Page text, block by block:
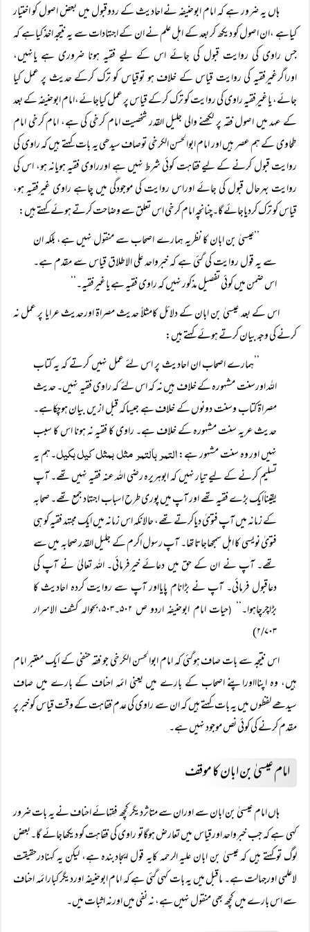
ہاں یہ ضرور ہے کہ امام ابوحنیفہ نے احادیث کے ردوقبول میں بعض اصول کو اختیار
کیاہے ،ان اصول کو دیکھ کر بعد کے اہل علم نے ان کے اجتہادات سے یہ نتیجہ اخذ کیاہے کہ
جس راوی کی روایت قبول کی جائے اس کے لیے فقیہ ہونا ضروری ہے یانہیں،
اوراگرغیرفقیہ کی روایت قیاس کے خلاف ہو توقیاس کو ترک کرکے حدیث پر عمل کیا
جائے، یاغیرفقیہ راوی کی روایت کو ترک کرکے قیاس پر عمل کیاجائے،امام ابوحنیفہ کے بعد
کے عہد میں اصول فقہ پر لکھنے والی جلیل القدر شخصیت امام کرخی کی ہے، امام کرخی امام
طحاوی کے ہم عصر ہیں اور امام ابوالحسن الکرخی توصاف سیدھی یہ بات کہتے ہیں کہ راوی کی
روایت قبول کرنے کے لیے فقاہت کوئی شرط نہیں ہے اورراوی فقیہ ہویانہ ہو، اس کی
روایت بہرحال قبول کی جائے اوراس روایت کی موجودگی میں چاہے راوی غیرفقیہ ہو،
قیاس کو ترک کردیاجائے گا۔چنانچہ امام کرخی اس تعلق سے وضاحت کرتے ہوئے کہتے ہیں:
’’عیسیٰ بن ابان کا نظریہ ہمارے اصحاب سے منقول نہیں ہے، بلکہ ان
سے یہ قول روایت کی گئی ہے کہ خبرواحد علی الاطلاق قیاس سے مقدم ہے۔
اس ضمن میں کوئی تفصیل مذکور نہیں کہ راوی فقیہ ہے یاغیرفقیہ۔‘‘
اس کے بعد عیسیٰ بن ابان کے دلائل کامثلاً حدیث مصراۃ اورحدیث عرایا پر عمل نہ
کرنے کی وجہ بیان کرتے ہوئے کہتے ہیں:
’’ہمارے اصحاب ان احادیث پر اس لئے عمل نہیں کرتے کہ یہ کتاب
اللہ اورسنت مشہورہ کے خلاف ہیں نہ کہ اس لئے کہ راوی فقیہ نہیں۔ حدیث
مصراۃ کتاب وسنت دونوں کے خلاف ہے جیساکہ قبل ازیں بیان ہوچکاہے۔
حدیث عریہ سنت مشہورہ کے خلاف ہے۔ راوی کا فقیہ نہ ہونا اس کا سبب
نہیں اور وہ سنت مشہور ہے:التمر بالتمر مثل بمثل کیل بکیل۔ہم یہ
تسلیم کرنے کے لیے تیار نہیں کہ ابوہریرہ رضی اللہ عنہ فقیہ نہیں تھے۔ آپ
یقیناًایک بڑے فقیہ تھے اور آپ میں پوری طرح اسباب اجتہاد جمع تھے۔ صحابہ
کے زمانہ میں آپ فتویٰ دیاکرتے تھے، حالانکہ اس زمانہ میں ایک مجتہد فقیہ کو ہی
فتویٰ نویسی کا اہل سمجھاجاتاتھا۔ آپ رسول اکرم کے جلیل القدر صحابہ میں سے
تھے۔ آپ نے ان کے حق میں دعائے خیرفرمائی۔ اللہ تعالیٰ نے آپ کی
دعاقبول فرمائی۔ آپ نے بڑانام پایااور آپ سے روایت کردہ احادیث کا
بڑاچرچاہوا۔‘‘
(
حیات امام ابوحنیفہ اردو ص ۵۰۲۔۵۰۳،بحوالہ کشف الاسرار
۲/۷۰۳)
اس نتیجہ سے بات صاف ہوگئی کہ امام ابوالحسن الکرخی جو فقہ حنفی کے ایک معتبر امام
ہیں، وہ اپناااوراپنے اصحاب کے بارے میں یعنی ائمہ احناف کے بارے میں صاف
سیدھے لفظوں میں یہ بات کہتے ہیں کہ ان سے راوی کی عدم فقاہت کے وقت قیاس کو خبر پر
مقدم کرنے کی کوئی نص موجود نہیں ہے۔
امام عیسیٰ بن ابان کا موقف
ہاں امام عیسیٰ بن ابان سے اوران سے متاثردیگر کچھ فقہائے احناف نے یہ بات ضرور
کہی ہے کہ جب خبرواحد اورقیاس میں تعارض ہوگاتو راوی کی فقاہت کو دیکھاجائے گا۔بعض
لوگ توکہتے ہیں کہ عیسیٰ بن ابان علیہ الرحمہ کایہ قول ایجادبندہ ہے، لیکن یہ کہنادرحقیقت
لاعلمی اورجہالت ہے۔ ماقبل میں یہ بات کہی گئی ہے کہ امام ابوحنیفہ اوردیگر کبارائمہ احناف
سے اس بارے میں کچھ بھی منقول نہیں ہے، نہ نفی میں اورنہ اثبات میں۔